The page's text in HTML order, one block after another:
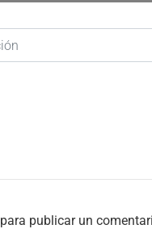
para publicar un